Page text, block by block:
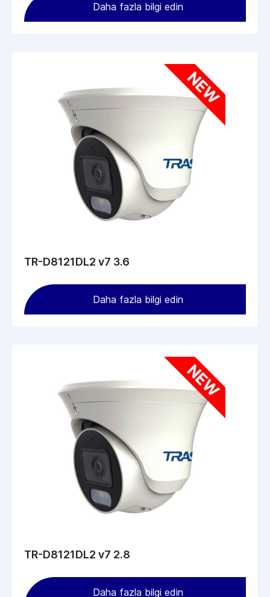
Daha fazla bilgi edin
TR-D8121DL2 v7 3.6
Daha fazla bilgi edin
TR-D8121DL2 v7 2.8
Daha fazla bilgi edin